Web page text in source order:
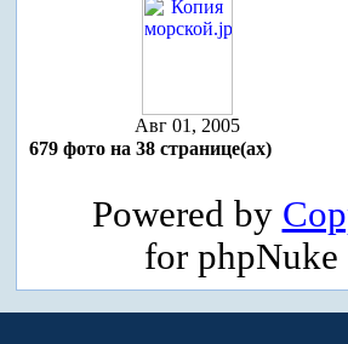
Авг 01, 2005
679 фото на 38 странице(ах)
Powered by
for